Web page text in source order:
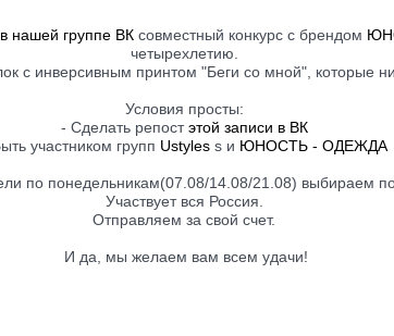
в нашей группе ВК совместный конкурс с брендом
четырехлетию.
с инверсивным принтом "Беги со мной", которые
Условия просты:
- Сделать репостэтой записи в ВК
участником групп Ustyless и ЮНОСТЬ - ОДЕЖДА
по понедельникам(07.08/14.08/21.08) выбираем по
Участвует вся Россия.
Отправляем за свой счет.
И да, мы желаем вам всем удачи!